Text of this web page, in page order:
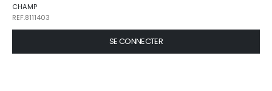
CHAMP
REF.8111403
SE CONNECTER